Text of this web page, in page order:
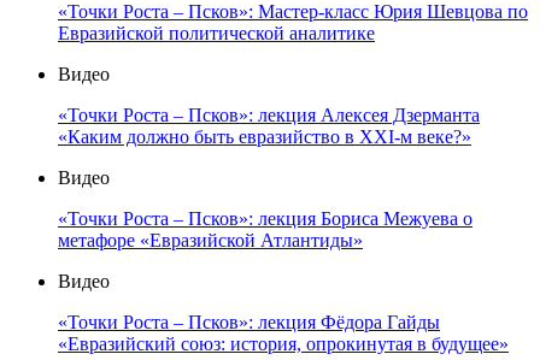
«Точки Роста – Псков»: Мастер-класс Юрия Шевцова по
Евразийской политической аналитике
Видео
«Точки Роста – Псков»: лекция Алексея Дзерманта
«Каким должно быть евразийство в XXI-м веке?»
Видео
«Точки Роста – Псков»: лекция Бориса Межуева о
метафоре «Евразийской Атлантиды»
Видео
«Точки Роста – Псков»: лекция Фёдора Гайды
«Евразийский союз: история, опрокинутая в будущее»